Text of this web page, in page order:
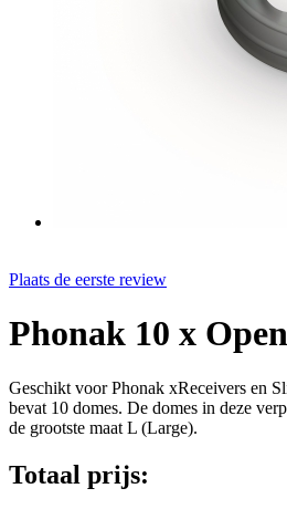
Plaats de eerste review
Phonak 10 x
Geschikt voor Phonak xReceivers en
bevat 10 domes. De domes in deze
de grootste maat L (Large).
Totaal prijs: